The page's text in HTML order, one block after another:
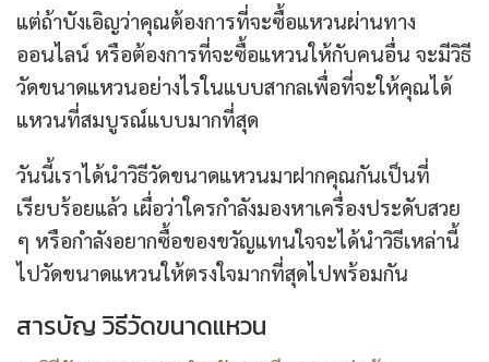
แต่ถ้าบังเอิญว่าคุณต้องการที่จะซื้อแหวนผ่านทาง
ออนไลน์ หรือต้องการที่จะซื้อแหวนให้กับคนอื่น จะมีวิธี
วัดขนาดแหวนอย่างไรในแบบสากลเพื่อที่จะให้คุณได้
แหวนที่สมบูรณ์แบบมากที่สุด
วันนี้เราได้นำวิธีวัดขนาดแหวนมาฝากคุณกันเป็นที่
เรียบร้อยแล้ว เผื่อว่าใครกำลังมองหาเครื่องประดับสวย
ๆ หรือกำลังอยากซื้อของขวัญแทนใจจะได้นำวิธีเหล่านี้
ไปวัดขนาดแหวนให้ตรงใจมากที่สุดไปพร้อมกัน
สารบัญ วิธีวัดขนาดแหวน